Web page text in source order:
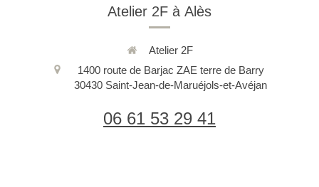
Atelier 2F à Alès
Atelier 2F
1400 route de Barjac ZAE terre de Barry
30430 Saint-Jean-de-Maruéjols-et-Avéjan
06 61 53 29 41